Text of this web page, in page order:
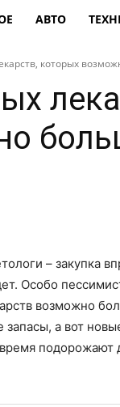
АВТО
которых
– закупка
Особо
возможно
а вот
подорожают